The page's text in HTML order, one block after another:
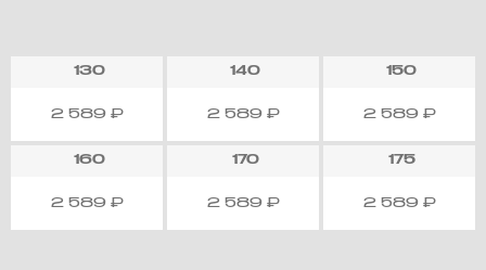
130
2 589 ₽
140
2 589 ₽
150
2 589 ₽
160
2 589 ₽
170
2 589 ₽
175
2 589 ₽